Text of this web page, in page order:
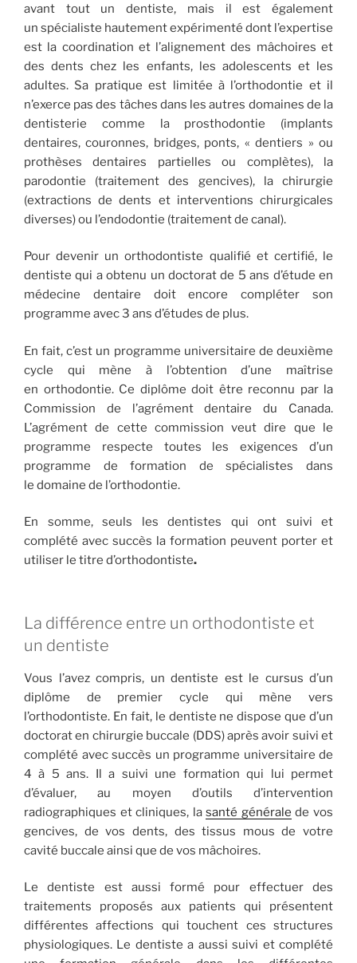
avant tout un dentiste, mais il est également
un spécialiste hautement expérimenté dont l’expertise
est la coordination et l’alignement des mâchoires et
des dents chez les enfants, les adolescents et les
adultes. Sa pratique est limitée à l’orthodontie et il
n’exerce pas des tâches dans les autres domaines de la
dentisterie comme la prosthodontie (implants
dentaires, couronnes, bridges, ponts, « dentiers » ou
prothèses dentaires partielles ou complètes), la
parodontie (traitement des gencives), la chirurgie
(extractions de dents et interventions chirurgicales
diverses) ou l’endodontie (traitement de canal).
Pour devenir un orthodontiste qualifié et certifié, le
dentiste qui a obtenu un doctorat de 5 ans d’étude en
médecine dentaire doit encore compléter son
programme avec 3 ans d’études de plus.
En fait, c’est un programme universitaire de deuxième
cycle qui mène à l’obtention d’une maîtrise
en orthodontie. Ce diplôme doit être reconnu par la
Commission de l’agrément dentaire du Canada.
L’agrément de cette commission veut dire que le
programme respecte toutes les exigences d’un
programme de formation de spécialistes dans
le domaine de l’orthodontie.
En somme, seuls les dentistes qui ont suivi et
complété avec succès la formation peuvent porter et
utiliser le titre d’orthodontiste.
La différence entre un orthodontiste et
un dentiste
Vous l’avez compris, un dentiste est le cursus d’un
diplôme de premier cycle qui mène vers
l’orthodontiste. En fait, le dentiste ne dispose que d’un
doctorat en chirurgie buccale (DDS) après avoir suivi et
complété avec succès un programme universitaire de
4 à 5 ans. Il a suivi une formation qui lui permet
d’évaluer, au moyen d’outils d’intervention
radiographiques et cliniques, lasanté générale de vos
gencives, de vos dents, des tissus mous de votre
cavité buccale ainsi que de vos mâchoires.
Le dentiste est aussi formé pour effectuer des
traitements proposés aux patients qui présentent
différentes affections qui touchent ces structures
physiologiques. Le dentiste a aussi suivi et complété